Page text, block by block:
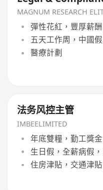
MAGNUM RESEARCH
彈性花紅，豐厚薪酬
五天工作周，中國
醫療計劃
法务风控主管
IMBEELIMITED
年底雙糧，勤工獎
生日假，全薪病假
住房津貼，交通津